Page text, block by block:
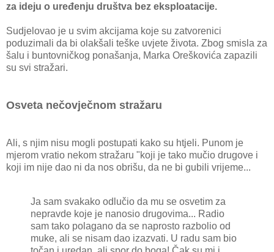
za ideju o uređenju društva bez eksploatacije.
Sudjelovao je u svim akcijama koje su zatvorenici
poduzimali da bi olakšali teške uvjete života. Zbog smisla za
šalu i buntovničkog ponašanja, Marka Oreškovića zapazili
su svi stražari.
Osveta nečovječnom stražaru
Ali, s njim nisu mogli postupati kako su htjeli. Punom je
mjerom vratio nekom stražaru "koji je tako mučio drugove i
koji im nije dao ni da nos obrišu, da ne bi gubili vrijeme...
Ja sam svakako odlučio da mu se osvetim za
nepravde koje je nanosio drugovima... Radio
sam tako polagano da se naprosto razbolio od
muke, ali se nisam dao izazvati. U radu sam bio